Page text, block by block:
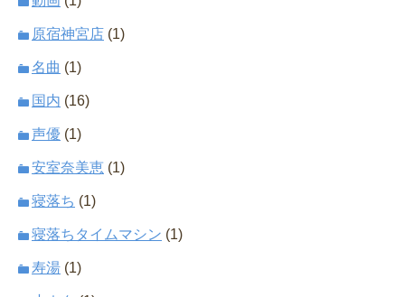
原宿神宮店 (1)
名曲 (1)
国内 (16)
声優 (1)
安室奈美恵 (1)
寝落ち (1)
寝落ちタイムマシン (1)
寿湯 (1)